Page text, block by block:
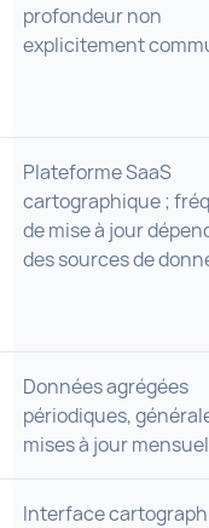
profondeur non
explicitement
Plateforme SaaS
cartographique ;
de mise à jour
des sources de
Données agrégées
périodiques,
mises à jour
Interface